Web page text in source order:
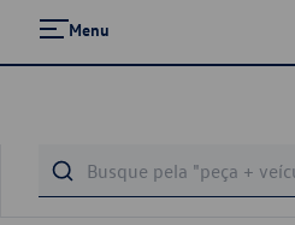
Menu